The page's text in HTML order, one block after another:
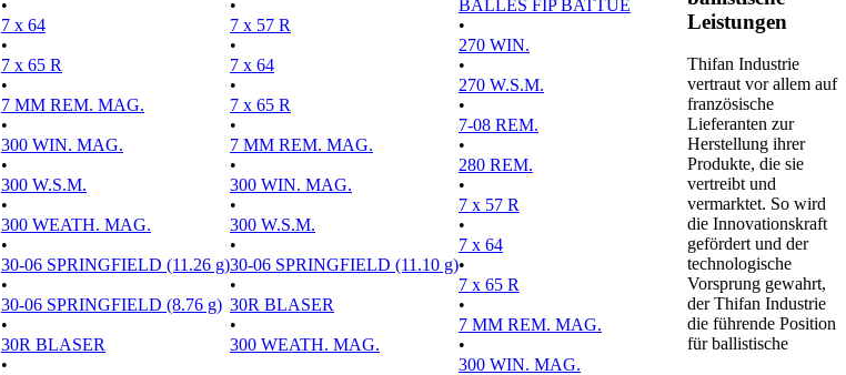
•
7 x 64
•
7 x 65 R
•
7 MM REM. MAG.
•
300 WIN. MAG.
•
300 W.S.M.
•
300 WEATH. MAG.
•
30-06 SPRINGFIELD (11.26 g)
•
30-06 SPRINGFIELD (8.76 g)
•
30R BLASER
•
•
7 x 57 R
•
7 x 64
•
7 x 65 R
•
7 MM REM. MAG.
•
300 WIN. MAG.
•
300 W.S.M.
•
30-06 SPRINGFIELD (11.10 g)
•
30R BLASER
•
300 WEATH. MAG.
BALLES FIP BATTUE
•
270 WIN.
•
270 W.S.M.
•
7-08 REM.
•
280 REM.
•
7 x 57 R
•
7 x 64
•
7 x 65 R
•
7 MM REM. MAG.
•
300 WIN. MAG.
Leistungen
Thifan Industrie
vertraut vor allem auf
französische
Lieferanten zur
Herstellung ihrer
Produkte, die sie
vertreibt und
vermarktet. So wird
die Innovationskraft
gefördert und der
technologische
Vorsprung gewahrt,
der Thifan Industrie
die führende Position
für ballistische